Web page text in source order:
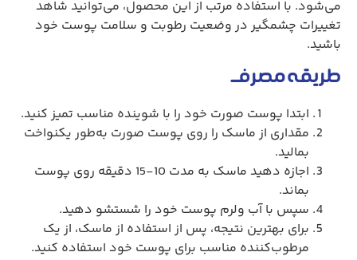
می‌شود. با استفاده مرتب از این محصول، می‌توانید شاهد
تغییرات چشمگیر در وضعیت رطوبت و سلامت پوست خود
باشید.
طریقه مصرف
ابتدا پوست صورت خود را با شوینده مناسب تمیز کنید.
مقداری از ماسک را روی پوست صورت به‌طور یکنواخت
بمالید.
اجازه دهید ماسک به مدت 10-15 دقیقه روی پوست
بماند.
سپس با آب ولرم پوست خود را شستشو دهید.
برای بهترین نتیجه، پس از استفاده از ماسک، از یک
مرطوب‌کننده مناسب برای پوست خود استفاده کنید.